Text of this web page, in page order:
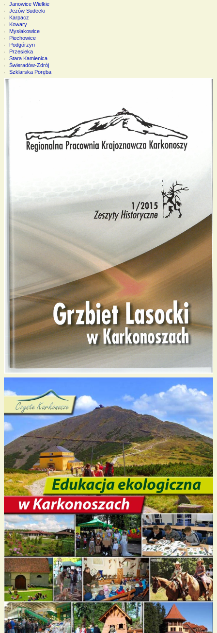
Janowice Wielkie
Jeżów Sudecki
Karpacz
Kowary
Mysłakowice
Piechowice
Podgórzyn
Przesieka
Stara Kamienica
Świeradów-Zdrój
Szklarska Poręba